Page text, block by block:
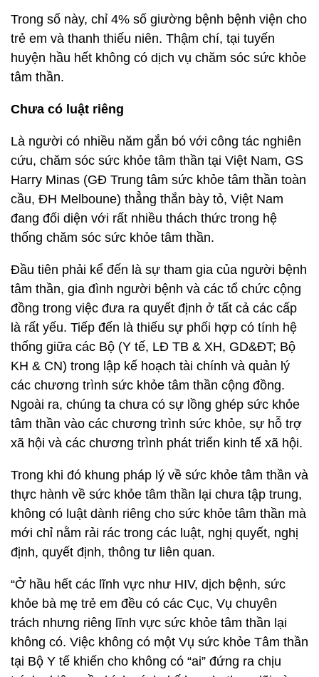
Trong số này, chỉ 4% số giường bệnh bệnh viện cho
trẻ em và thanh thiếu niên. Thậm chí, tại tuyến
huyện hầu hết không có dịch vụ chăm sóc sức khỏe
tâm thần.
Chưa có luật riêng
Là người có nhiều năm gắn bó với công tác nghiên
cứu, chăm sóc sức khỏe tâm thần tại Việt Nam, GS
Harry Minas (GĐ Trung tâm sức khỏe tâm thần toàn
cầu, ĐH Melboune) thẳng thắn bày tỏ, Việt Nam
đang đối diện với rất nhiều thách thức trong hệ
thống chăm sóc sức khỏe tâm thần.
Đầu tiên phải kể đến là sự tham gia của người bệnh
tâm thần, gia đình người bệnh và các tổ chức cộng
đồng trong việc đưa ra quyết định ở tất cả các cấp
là rất yếu. Tiếp đến là thiếu sự phối hợp có tính hệ
thống giữa các Bộ (Y tế, LĐ TB & XH, GD&ĐT; Bộ
KH & CN) trong lập kế hoạch tài chính và quản lý
các chương trình sức khỏe tâm thần cộng đồng.
Ngoài ra, chúng ta chưa có sự lồng ghép sức khỏe
tâm thần vào các chương trình sức khỏe, sự hỗ trợ
xã hội và các chương trình phát triển kinh tế xã hội.
Trong khi đó khung pháp lý về sức khỏe tâm thần và
thực hành về sức khỏe tâm thần lại chưa tập trung,
không có luật dành riêng cho sức khỏe tâm thần mà
mới chỉ nằm rải rác trong các luật, nghị quyết, nghị
định, quyết định, thông tư liên quan.
“Ở hầu hết các lĩnh vực như HIV, dịch bệnh, sức
khỏe bà mẹ trẻ em đều có các Cục, Vụ chuyên
trách nhưng riêng lĩnh vực sức khỏe tâm thần lại
không có. Việc không có một Vụ sức khỏe Tâm thần
tại Bộ Y tế khiến cho không có “ai” đứng ra chịu